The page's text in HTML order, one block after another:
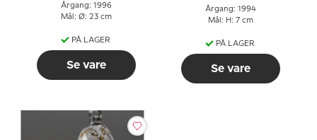
Årgang: 1996
Mål: Ø: 23 cm
PÅ LAGER
Se vare
Årgang: 1994
Mål: H: 7 cm
PÅ LAGER
Se vare